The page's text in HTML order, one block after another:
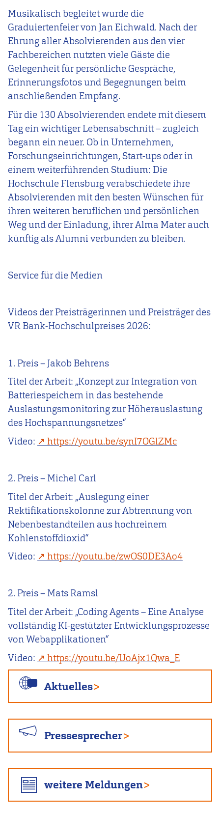
Musikalisch begleitet wurde die
Graduiertenfeier von Jan Eichwald. Nach der
Ehrung aller Absolvierenden aus den vier
Fachbereichen nutzten viele Gäste die
Gelegenheit für persönliche Gespräche,
Erinnerungsfotos und Begegnungen beim
anschließenden Empfang.
Für die 130 Absolvierenden endete mit diesem
Tag ein wichtiger Lebensabschnitt – zugleich
begann ein neuer. Ob in Unternehmen,
Forschungseinrichtungen, Start-ups oder in
einem weiterführenden Studium: Die
Hochschule Flensburg verabschiedete ihre
Absolvierenden mit den besten Wünschen für
ihren weiteren beruflichen und persönlichen
Weg und der Einladung, ihrer Alma Mater auch
künftig als Alumni verbunden zu bleiben.
Service für die Medien
Videos der Preisträgerinnen und Preisträger des
VR Bank-Hochschulpreises 2026:
1. Preis – Jakob Behrens
Titel der Arbeit: „Konzept zur Integration von
Batteriespeichern in das bestehende
Auslastungsmonitoring zur Höherauslastung
des Hochspannungsnetzes“
Video:
https://youtu.be/synI7OGlZMc
2. Preis – Michel Carl
Titel der Arbeit: „Auslegung einer
Rektifikationskolonne zur Abtrennung von
Nebenbestandteilen aus hochreinem
Kohlenstoffdioxid“
Video:
https://youtu.be/zwOS0DE3Ao4
2. Preis – Mats Ramsl
Titel der Arbeit: „Coding Agents – Eine Analyse
vollständig KI-gestützter Entwicklungsprozesse
von Webapplikationen“
Video:
https://youtu.be/UoAjx1Qwa_E
Aktuelles
Pressesprecher
weitere Meldungen